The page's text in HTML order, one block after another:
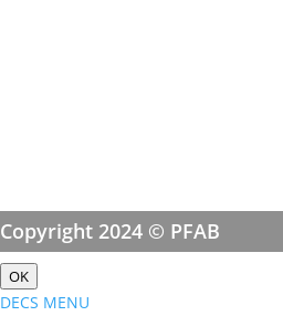
Copyright 2024 © PFAB
OK
DECS MENU